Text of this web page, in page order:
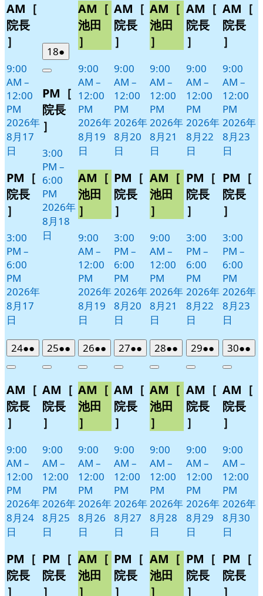
月
17
日
イ
AM［
院長
］
9:00
AM –
12:00
PM
2026年
8月17
日
PM［
院長
］
3:00
PM –
6:00
PM
2026年
8月17
日
182026
年
月
18
日
●
件
イ
ベ
Close
PM［
院長
］
3:00
PM –
6:00
PM
2026年
8月18
日
月
19
日
イ
ベ
ト)
AM［
池田
］
9:00
AM –
12:00
PM
2026年
8月19
日
AM［
池田
］
9:00
AM –
12:00
PM
2026年
8月19
日
月
20
日
イ
ベ
ト)
AM［
院長
］
9:00
AM –
12:00
PM
2026年
8月20
日
PM［
院長
］
3:00
PM –
6:00
PM
2026年
8月20
日
月
21
日
イ
ベ
ト)
AM［
池田
］
9:00
AM –
12:00
PM
2026年
8月21
日
AM［
池田
］
9:00
AM –
12:00
PM
2026年
8月21
日
月
22
日
イ
ベ
ト)
AM［
院長
］
9:00
AM –
12:00
PM
2026年
8月22
日
PM［
院長
］
3:00
PM –
6:00
PM
2026年
8月22
日
月
23
日
イ
AM［
院長
］
9:00
AM –
12:00
PM
2026年
8月23
日
PM［
院長
］
3:00
PM –
6:00
PM
2026年
8月23
日
242026
年
月
24
日
●●
件
イ
ベ
ト)
Close
AM［
院長
］
9:00
AM –
12:00
PM
2026年
8月24
日
PM［
院長
］
252026
年
月
25
日
●●
件
イ
ベ
ト)
Close
AM［
院長
］
9:00
AM –
12:00
PM
2026年
8月25
日
PM［
院長
］
262026
年
月
26
日
●●
件
イ
ベ
ト)
Close
AM［
池田
］
9:00
AM –
12:00
PM
2026年
8月26
日
AM［
池田
］
272026
年
月
27
日
●●
件
イ
ベ
ト)
Close
AM［
院長
］
9:00
AM –
12:00
PM
2026年
8月27
日
PM［
院長
］
282026
年
月
28
日
●●
件
イ
ベ
ト)
Close
AM［
池田
］
9:00
AM –
12:00
PM
2026年
8月28
日
AM［
池田
］
292026
年
月
29
日
●●
件
イ
ベ
ト)
Close
AM［
院長
］
9:00
AM –
12:00
PM
2026年
8月29
日
PM［
院長
］
302026
年
月
30
日
●●
件
イ
Close
AM［
院長
］
9:00
AM –
12:00
PM
2026年
8月30
日
PM［
院長
］